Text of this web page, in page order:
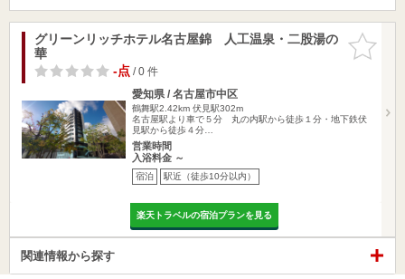
お気に入
りに追加
グリーンリッチホテル名古屋錦 人工温泉・二股湯の
華
-点/ 0 件
愛知県 / 名古屋市中区
鶴舞駅2.42km 伏見駅302m
名古屋駅より車で５分 丸の内駅から徒歩１分・地下鉄伏
見駅から徒歩４分…
営業時間
入浴料金 ～
宿泊 駅近（徒歩10分以内）
楽天トラベルの宿泊プランを見る
関連情報から探す